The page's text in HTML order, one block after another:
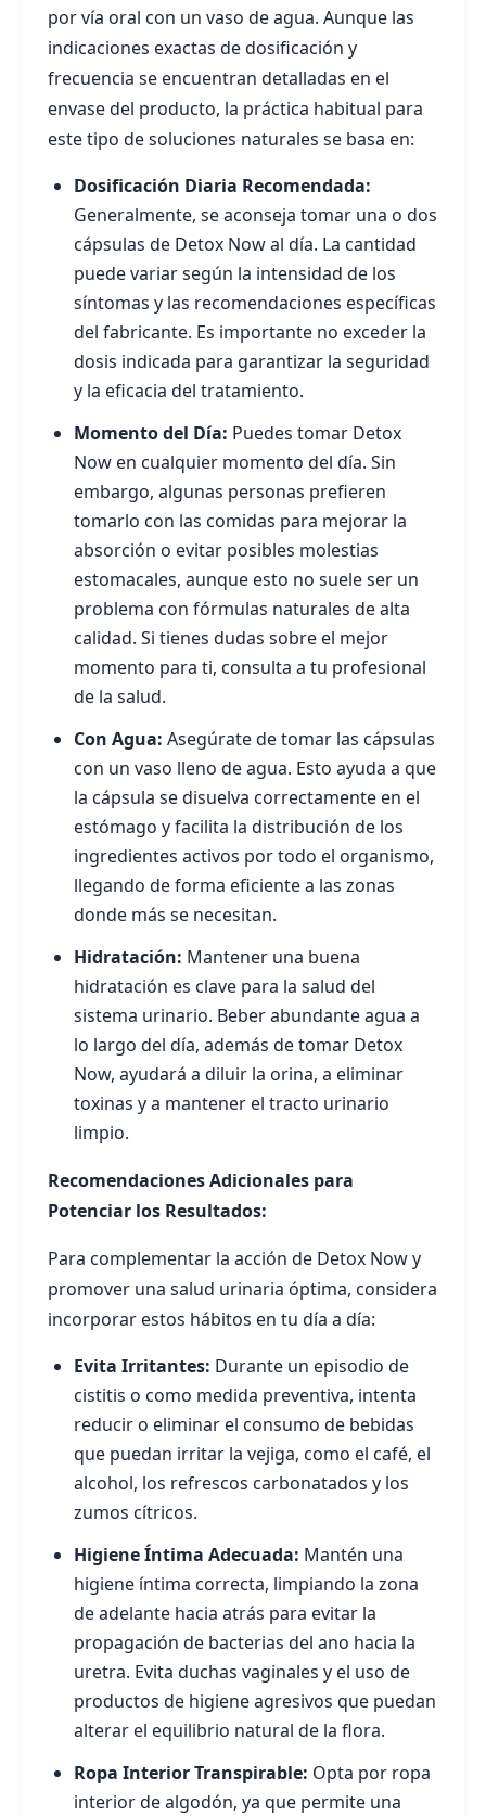
por vía oral con un vaso de agua. Aunque las
indicaciones exactas de dosificación y
frecuencia se encuentran detalladas en el
envase del producto, la práctica habitual para
este tipo de soluciones naturales se basa en:
Dosificación Diaria Recomendada:
Generalmente, se aconseja tomar una o dos
cápsulas de Detox Now al día. La cantidad
puede variar según la intensidad de los
síntomas y las recomendaciones específicas
del fabricante. Es importante no exceder la
dosis indicada para garantizar la seguridad
y la eficacia del tratamiento.
Momento del Día: Puedes tomar Detox
Now en cualquier momento del día. Sin
embargo, algunas personas prefieren
tomarlo con las comidas para mejorar la
absorción o evitar posibles molestias
estomacales, aunque esto no suele ser un
problema con fórmulas naturales de alta
calidad. Si tienes dudas sobre el mejor
momento para ti, consulta a tu profesional
de la salud.
Con Agua: Asegúrate de tomar las cápsulas
con un vaso lleno de agua. Esto ayuda a que
la cápsula se disuelva correctamente en el
estómago y facilita la distribución de los
ingredientes activos por todo el organismo,
llegando de forma eficiente a las zonas
donde más se necesitan.
Hidratación: Mantener una buena
hidratación es clave para la salud del
sistema urinario. Beber abundante agua a
lo largo del día, además de tomar Detox
Now, ayudará a diluir la orina, a eliminar
toxinas y a mantener el tracto urinario
limpio.
Recomendaciones Adicionales para
Potenciar los Resultados:
Para complementar la acción de Detox Now y
promover una salud urinaria óptima, considera
incorporar estos hábitos en tu día a día:
Evita Irritantes: Durante un episodio de
cistitis o como medida preventiva, intenta
reducir o eliminar el consumo de bebidas
que puedan irritar la vejiga, como el café, el
alcohol, los refrescos carbonatados y los
zumos cítricos.
Higiene Íntima Adecuada: Mantén una
higiene íntima correcta, limpiando la zona
de adelante hacia atrás para evitar la
propagación de bacterias del ano hacia la
uretra. Evita duchas vaginales y el uso de
productos de higiene agresivos que puedan
alterar el equilibrio natural de la flora.
Ropa Interior Transpirable: Opta por ropa
interior de algodón, ya que permite una